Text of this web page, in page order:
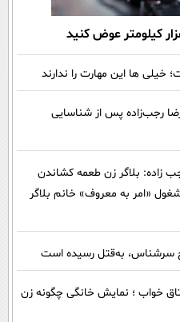
ها این مهارت را ندارند
رجب‌زاده پس از شناسایی
زاده: بلاگر زن طعمه کشاندن
مرگ/ رجب زاده 6 ماه مشغول «امر به معروف» خانم بلاگر
سرشناس، به‌قتل رسیده است
خواب ؛ نمایش خانگی چگونه زن